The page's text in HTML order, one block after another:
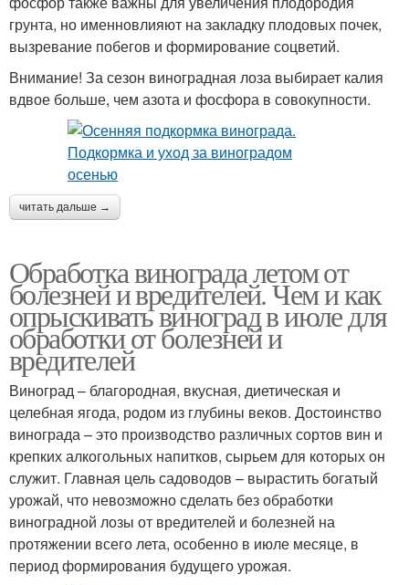
грунта, но именновлияют на закладку плодовых почек,
вызревание побегов и формирование соцветий.
Внимание! За сезон виноградная лоза выбирает калия
вдвое больше, чем азота и фосфора в совокупности.
читать дальше →
Обработка винограда летом от
болезней и вредителей. Чем и как
опрыскивать виноград в июле для
обработки от болезней и
вредителей
Виноград – благородная, вкусная, диетическая и
целебная ягода, родом из глубины веков. Достоинство
винограда – это производство различных сортов вин и
крепких алкогольных напитков, сырьем для которых он
служит. Главная цель садоводов – вырастить богатый
урожай, что невозможно сделать без обработки
виноградной лозы от вредителей и болезней на
протяжении всего лета, особенно в июле месяце, в
период формирования будущего урожая.